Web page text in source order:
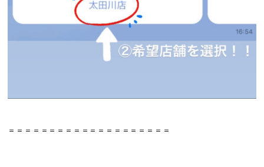
＝＝＝＝＝＝＝＝＝＝＝＝＝＝＝＝＝＝＝＝